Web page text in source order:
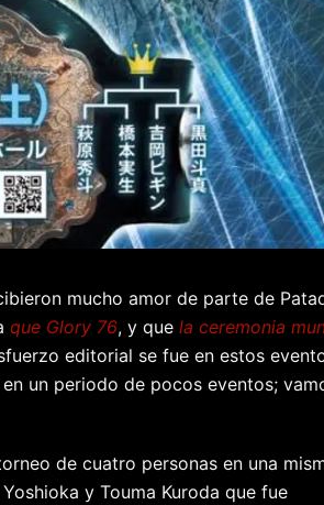
mucho amor de parte de
que Glory 76, y que la ceremonia
editorial se fue en estos
un periodo de pocos eventos;
de cuatro personas en una
y Touma Kuroda que fue